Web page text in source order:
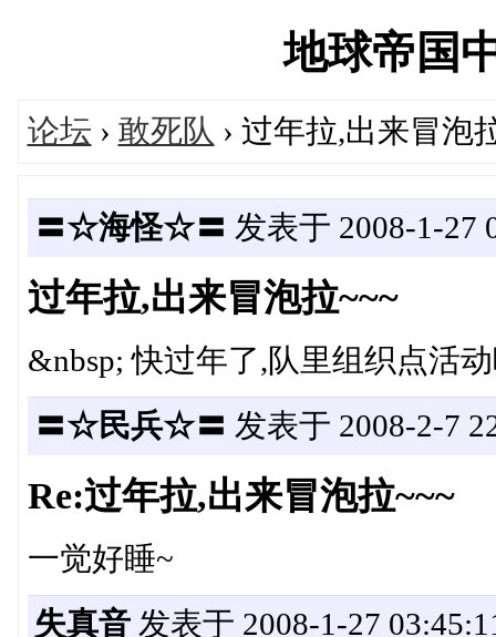
地球帝国
论坛 › 敢死队 › 过年拉,出来冒泡
〓☆海怪☆〓 发表于 2008-1-27
过年拉,出来冒泡拉~~~
&nbsp; 快过年了,队里组织点活
〓☆民兵☆〓 发表于 2008-2-7
Re:过年拉,出来冒泡拉~~~
一觉好睡~
失真音发表于 2008-1-27